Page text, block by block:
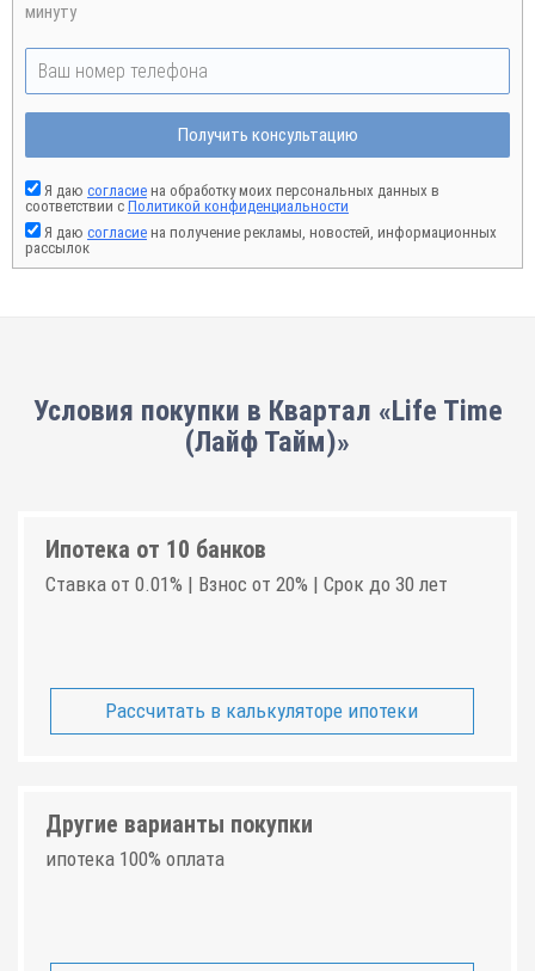
минуту
Получить консультацию
Я даю согласие на обработку моих персональных данных в
соответствии с Политикой конфиденциальности
Я даю согласие на получение рекламы, новостей, информационных
рассылок
Условия покупки в Квартал «Life Time
(Лайф Тайм)»
Ипотека от 10 банков
Ставка от 0.01% | Взнос от 20% | Срок до 30 лет
Рассчитать в калькуляторе ипотеки
Другие варианты покупки
ипотека 100% оплата